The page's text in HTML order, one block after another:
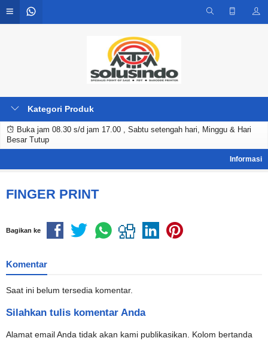
Kategori Produk
Buka jam 08.30 s/d jam 17.00 , Sabtu setengah hari, Minggu & Hari
Besar Tutup
FINGER PRINT
Bagikan ke
Komentar
Saat ini belum tersedia komentar.
Silahkan tulis komentar Anda
Alamat email Anda tidak akan kami publikasikan. Kolom bertanda